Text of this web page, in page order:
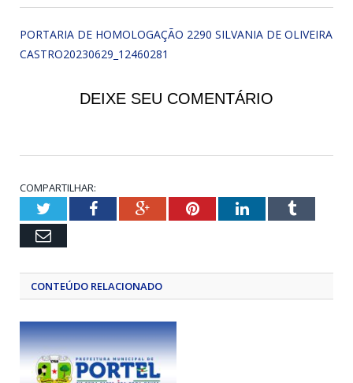
PORTARIA DE HOMOLOGAÇÃO 2290 SILVANIA DE OLIVEIRA
CASTRO20230629_12460281
DEIXE SEU COMENTÁRIO
COMPARTILHAR:
TwitterFacebookGoogle+PinterestLinkedInTumblr
Email
CONTEÚDO RELACIONADO